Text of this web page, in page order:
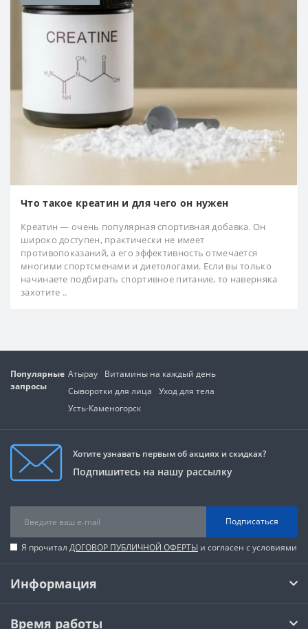
Что такое креатин и для чего он нужен
Креатин — очень популярная спортивная добавка. Он
широко доступен, практически не имеет
противопоказаний, а его эффективность отмечается
многими спортсменами и диетологами. Если вы только
начинаете подбирать спортивное питание, то наверняка
захотите ..
Популярные
запросы
Атырау
Витамины на каждый день
Сыворотки для лица
Уход для тела
Усть-Каменогорск
Хотите узнавать первым об акциях и скидках?
Подпишитесь на нашу рассылку
Подписаться
Я прочитал ДОГОВОР ПУБЛИЧНОЙ ОФЕРТЫ и согласен с условиями
Информация
Время работы